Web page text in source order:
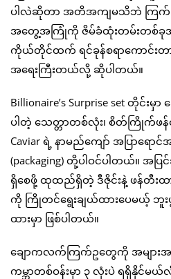
ပါလဲဆိုတာ အတိအကျမသိဘဲ ကြက်ဥ
အတွေ့အကြုံကို ဇိမ်ခံထုံးတမ်းတစ်ခုအဖြ
ကိုယ်တိုင်ထက် ရင်ခုန်စရာကောင်းတ
အရေးကြီးတယ်လို့ ဆိုပါတယ်။
Billionaire’s Surprise set တိုင်း
ပါတဲ့ သေတ္တာတစ်လုံး၊ စိတ်ကြိုက်ဖန်
Caviar ရဲ့ နာမည်ကျော် အပြာရော
(packaging) တို့ပါဝင်ပါတယ်။
ရှိစေဖို့ ထုထည်ရှိတဲ့ ဒီဇိုင်းနဲ့ ဖန်တီးထ
ကို ကြိုတင်ရွေးချယ်ထားပေမယ့် ဘူ
ထားမှာ ဖြစ်ပါတယ်။
ချောကလက်ကြက်ဥတွေကို အမျာ
ကမ္ဘာတစ်ဝန်းမှာ ၃ လုံးပဲ ရရှိနိုင်မယ်